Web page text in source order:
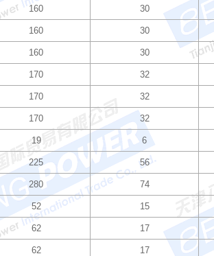
160 30
160 30
160 30
170 32
170 32
170 32
19 6
225 56
280 74
52 15
62 17
62 17